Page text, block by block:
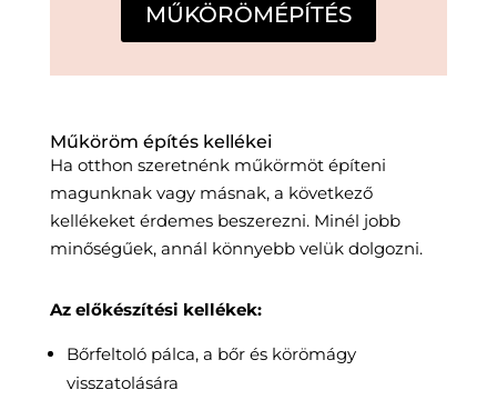
MŰKÖRÖMÉPÍTÉS
Műköröm építés kellékei
Ha otthon szeretnénk műkörmöt építeni
magunknak vagy másnak, a következő
kellékeket érdemes beszerezni. Minél jobb
minőségűek, annál könnyebb velük dolgozni.
Az előkészítési kellékek:
Bőrfeltoló pálca, a bőr és körömágy
visszatolására